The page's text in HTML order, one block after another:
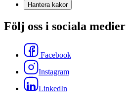
Hantera kakor
Följ oss i sociala medier
Facebook
Instagram
LinkedIn